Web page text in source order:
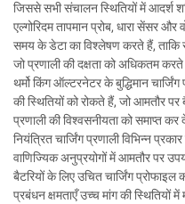
जिससे सभी संचालन स्थितियों में आदर्श
एल्गोरिदम तापमान प्रोब, धारा सेंसर
समय के डेटा का विश्लेषण करते हैं, ताकि
जो प्रणाली की दक्षता को अधिकतम
थर्मो किंग ऑल्टरनेटर के बुद्धिमान
की स्थितियों को रोकते हैं, जो आमतौर
प्रणाली की विश्वसनीयता को समाप्त
नियंत्रित चार्जिंग प्रणाली विभिन्न
वाणिज्यिक अनुप्रयोगों में आमतौर पर
बैटरियों के लिए उचित चार्जिंग
प्रबंधन क्षमताएँ उच्च मांग की स्थितियों